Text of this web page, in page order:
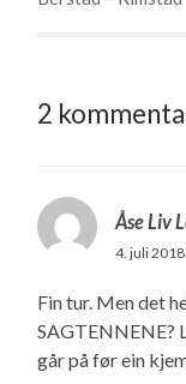
2
Åse Liv
4. juli
Fin tur. Men det
SAGTENNENE?
går på før ein